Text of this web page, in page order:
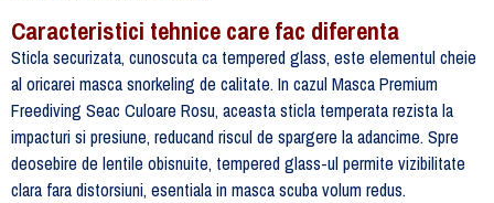
Caracteristici tehnice care fac diferenta
Sticla securizata, cunoscuta ca tempered glass, este elementul cheie
al oricarei masca snorkeling de calitate. In cazul Masca Premium
Freediving Seac Culoare Rosu, aceasta sticla temperata rezista la
impacturi si presiune, reducand riscul de spargere la adancime. Spre
deosebire de lentile obisnuite, tempered glass-ul permite vizibilitate
clara fara distorsiuni, esentiala in masca scuba volum redus.